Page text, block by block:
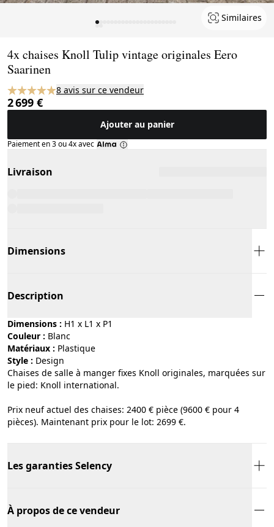
Similaires
4x chaises Knoll Tulip vintage originales Eero
Saarinen
8 avis sur ce vendeur
2 699 €
Ajouter au panier
Paiement en 3 ou 4x avec
Livraison
Dimensions
Description
Dimensions : H1 x L1 x P1
Couleur :
blanc
Matériaux :
plastique
Style :
design
Chaises de salle à manger fixes Knoll originales, marquées sur
le pied: Knoll international.
Prix neuf actuel des chaises: 2400 € pièce (9600 € pour 4
pièces). Maintenant prix pour le lot: 2699 €.
Les garanties Selency
À propos de ce vendeur